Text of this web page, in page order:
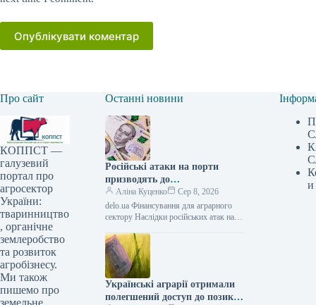
Опублікувати коментар
Про сайт
КОППСТ —
галузевий
портал про
агросектор
України:
тваринництво
, органічне
землеробство
та розвиток
агробізнесу.
Ми також
пишемо про
Останні новини
Російські атаки на порти
призводять до
багатомільярдних збитків для
України: один удар сягає 30
мільйонів доларів —
Аліна Куценко
Сер 8, 2026
delo.ua Фінансування для аграрного
сектору Наслідки російських атак на
можуть сягати прямих збитків у
десятки мільйонів доларів.…
Українські аграрії отримали
полегшений доступ до позик
и